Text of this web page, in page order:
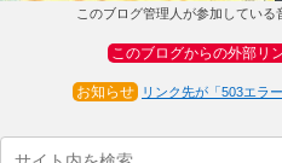
このブログ管理人が参加してい
このブログからの外部リ
お知らせ リンク先が「503エラ